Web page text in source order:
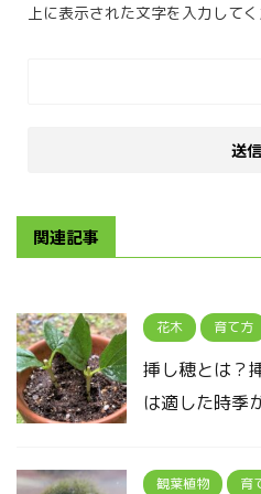
上に表示された文字を入力してく
関連記事
花木 育て方
挿し穂とは？
は適した時季
観葉植物 育